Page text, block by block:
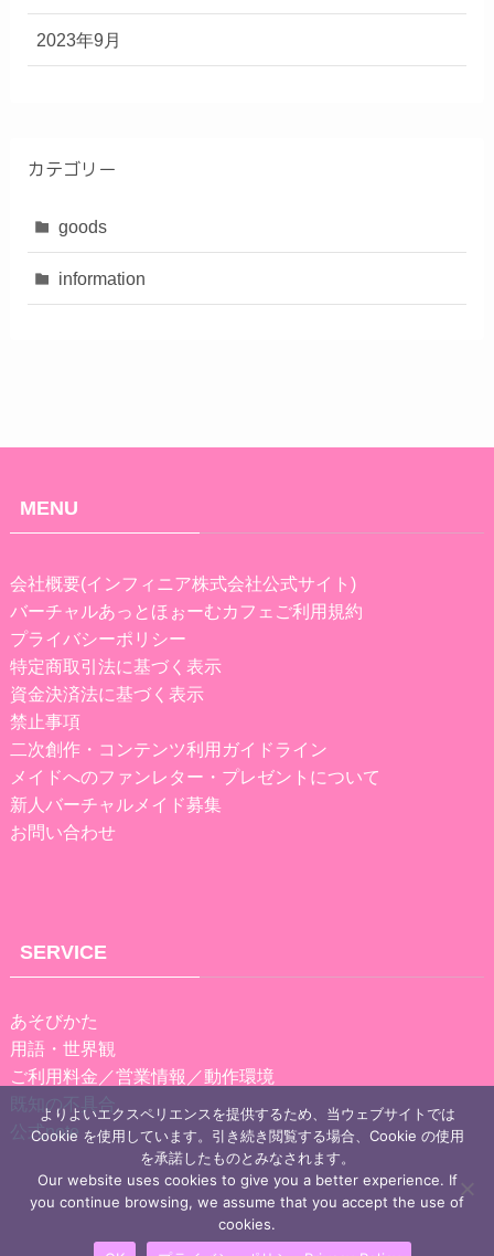
2023年9月
カテゴリー
goods
information
MENU
会社概要(インフィニア株式会社公式サイト)
バーチャルあっとほぉーむカフェご利用規約
プライバシーポリシー
特定商取引法に基づく表示
資金決済法に基づく表示
禁止事項
二次創作・コンテンツ利用ガイドライン
メイドへのファンレター・プレゼントについて
新人バーチャルメイド募集
お問い合わせ
SERVICE
あそびかた
用語・世界観
ご利用料金／営業情報／動作環境
既知の不具合
公式note
よりよいエクスペリエンスを提供するため、当ウェブサイトでは
Cookie を使用しています。引き続き閲覧する場合、Cookie の使用
を承諾したものとみなされます。
Our website uses cookies to give you a better experience. If
you continue browsing, we assume that you accept the use of
cookies.